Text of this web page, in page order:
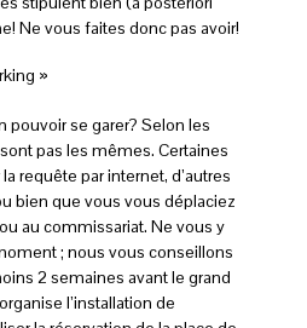
Ne vous faites donc pas avoir!
»
pouvoir se garer? Selon les
pas les mêmes. Certaines
requête par internet, d’autres
bien que vous vous déplaciez
au commissariat. Ne vous y
; nous vous conseillons
2 semaines avant le grand
l’installation de